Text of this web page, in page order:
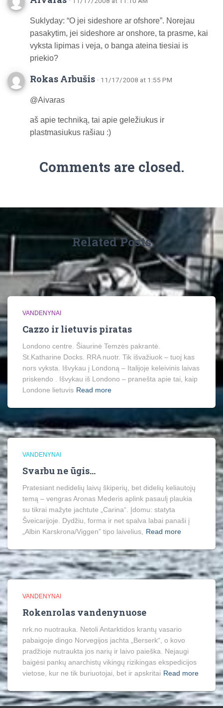
Suklyday: “O jei sideshore ar ofshore”. Norejau
pasakytim, jei sideshore ar onshore, ta prasme, kai
vyksta lipimas i veja, o banga ateina tiesiai is
priekio?
Rokas Arbušis · 11/17/2008 at 1:55 PM
@Aivaras
aš apie techniką, tai apie geležiukus ir
plastmasiukus rašiau :)
Comments are closed.
Related Posts
VANDENYNAI
Cazzo ir lietuvis piratas
Londono centre. Šiaurinė Temzės pakrantė.
St.Katharine Docks. RRA nuotr. Tik išvažiuok – tuoj kas
nors vyksta. Išvykau į Londoną – Italijoje keleivinis laivas
priskendo . Išvykau iš Londono – pranešta apie tai, kaip
Londone lietuvis Read more
VANDENYNAI
Svarbu ne ūgis…
Pratesiant nedidelių laivų škiperių, bet didelių keliautojų
temą – vengras Aronas Mederis aplink pasaulį plaukia
su tikrai mažyte jachtute „Carina“. Įdomu: statyta
Šveicarijoje. Dydžiu, forma ir net spalva labai panaši į
„Albin Karskrona/Viggen” tipo laivelius,
Read more
VANDENYNAI
Rokenrolas vandenynuose
nrk.no nuotrauka. Netoli Antarktidos krantų vasario
pabaigoje dingo Norvegijos jachta „Berserk“, o kovo
pradžioje nutraukta jos narių ir laivo paieška. Nejaugi
baigėsi pankų anarchistų vikingų rizikingas ekspedicijos
vietose, kur ne tik buriuotojai, bet ir apskritai Read more